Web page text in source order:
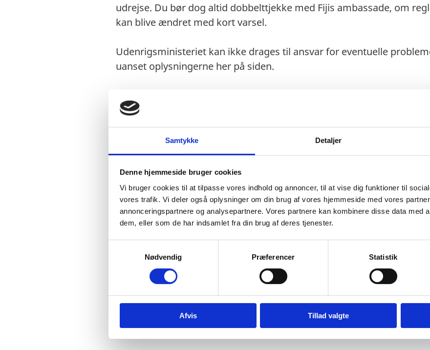
Samtykke Detaljer
Denne hjemmeside bruger cookies
Vi bruger cookies til at tilpasse vores indhold og annoncer, til at vise dig funktioner til
vores trafik. Vi deler også oplysninger om din brug af vores hjemmeside med vores
annonceringspartnere og analysepartnere. Vores partnere kan kombinere disse data med
dem, eller som de har indsamlet fra din brug af deres tjenester.
v
Nødvendig Præferencer Statistik
Afvis Tillad valgte
udrejse. Du bør dog altid dobbelttjekke med Fijis ambassade, om
kan blive ændret med kort varsel.
Udenrigsministeriet kan ikke drages til ansvar for eventuelle
uanset oplysningerne her på siden.
Visumfri. For yderligere information, læs her.
Pas
Pas skal være gyldigt 6 måneder ud over opholdets varighed.
Danske forlængede pas anerkendes ved ind- og udrejse.
Danske nødpas (provisoriske pas) anerkendes ved ind- og udrejse.
EU-nødpas: Ingen info.
Tjek på forhånd om et eventuelt transitland på rejsen anerkender
EU-nødpas. Kontakt transitlandets ambassade.
Visse viseringer og stempler i dit pas kan medføre, at du kan
Hvis du har dansk flygtninge- eller fremmedpas, kan der gælde
udrejse. Inden du rejser, så kontakt Fijis ambassade.